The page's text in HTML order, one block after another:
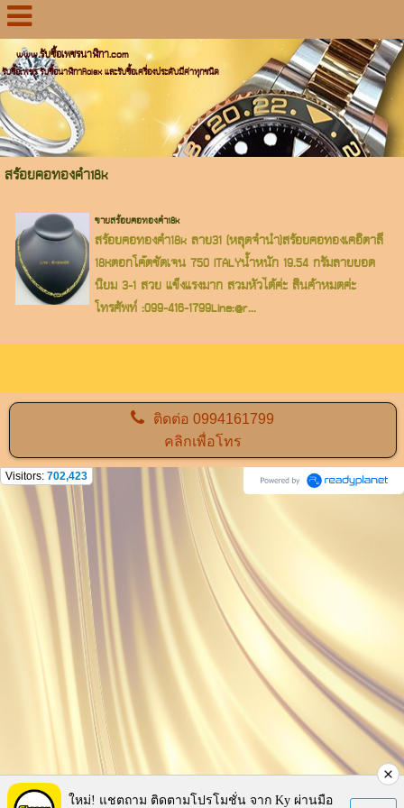
www.รับซื้อเพชรนาฬิกา.com
รับซื้อเพชร รับซื้อนาฬิกาRolex และรับซื้อเครื่องประดับมีค่าทุกชนิด
สร้อยคอทองคำ18k
ขายสร้อยคอทองคำ18k
สร้อยคอทองคำ18k ลาย31 (หลุดจำนำ)สร้อยคอทองเคอิตาลี
18Kตอกโค๊ตชัดเจน 750 ITALYน้ำหนัก 19.54 กรัมลายยอด
นิยม 3-1 สวย แข็งแรงมาก สวมหัวได้ค่ะ สินค้าหมดค่ะ
โทรศัพท์ :099-416-1799Line:@r...
ติดต่อ0994161799
คลิกเพื่อโทร
Visitors: 702,423
ใหม่! แชตถาม ติดตามโปรโมชั่น จาก Ky ผ่านมือ